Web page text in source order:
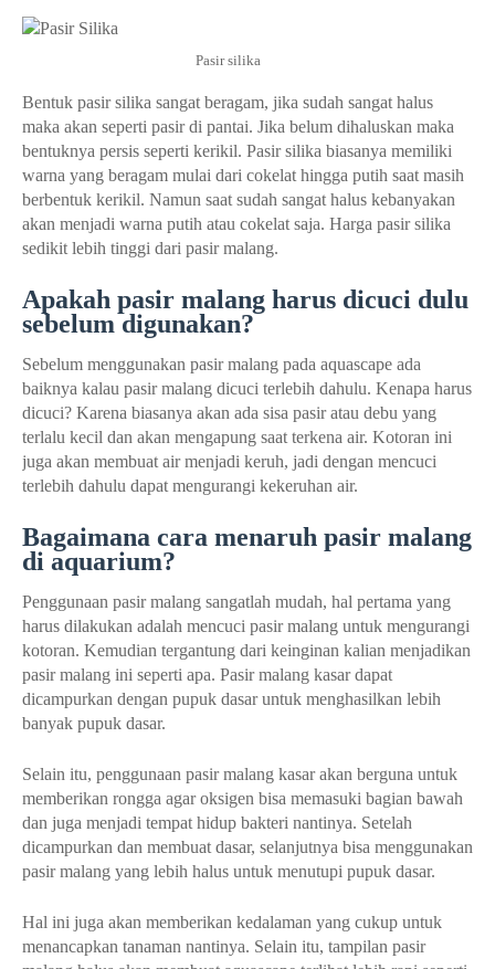
Pasir silika
Bentuk pasir silika sangat beragam, jika sudah sangat halus
maka akan seperti pasir di pantai. Jika belum dihaluskan maka
bentuknya persis seperti kerikil. Pasir silika biasanya memiliki
warna yang beragam mulai dari cokelat hingga putih saat masih
berbentuk kerikil. Namun saat sudah sangat halus kebanyakan
akan menjadi warna putih atau cokelat saja. Harga pasir silika
sedikit lebih tinggi dari pasir malang.
Apakah pasir malang harus dicuci dulu
sebelum digunakan?
Sebelum menggunakan pasir malang pada aquascape ada
baiknya kalau pasir malang dicuci terlebih dahulu. Kenapa harus
dicuci? Karena biasanya akan ada sisa pasir atau debu yang
terlalu kecil dan akan mengapung saat terkena air. Kotoran ini
juga akan membuat air menjadi keruh, jadi dengan mencuci
terlebih dahulu dapat mengurangi kekeruhan air.
Bagaimana cara menaruh pasir malang
di aquarium?
Penggunaan pasir malang sangatlah mudah, hal pertama yang
harus dilakukan adalah mencuci pasir malang untuk mengurangi
kotoran. Kemudian tergantung dari keinginan kalian menjadikan
pasir malang ini seperti apa. Pasir malang kasar dapat
dicampurkan dengan pupuk dasar untuk menghasilkan lebih
banyak pupuk dasar.
Selain itu, penggunaan pasir malang kasar akan berguna untuk
memberikan rongga agar oksigen bisa memasuki bagian bawah
dan juga menjadi tempat hidup bakteri nantinya. Setelah
dicampurkan dan membuat dasar, selanjutnya bisa menggunakan
pasir malang yang lebih halus untuk menutupi pupuk dasar.
Hal ini juga akan memberikan kedalaman yang cukup untuk
menancapkan tanaman nantinya. Selain itu, tampilan pasir